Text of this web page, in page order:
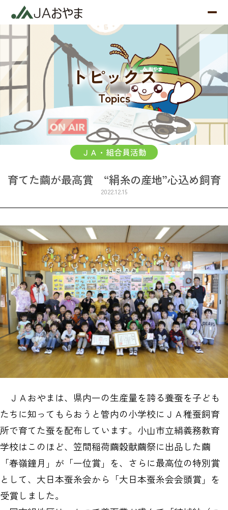
トピックス
Topics
ＪＡ・組合員活動
育てた繭が最高賞 “絹糸の産地”心込め飼育
2022.12.15
ＪＡおやまは、県内一の生産量を誇る養蚕を子ども
たちに知ってもらおうと管内の小学校にＪＡ稚蚕飼育
所で育てた蚕を配布しています。小山市立絹義務教育
学校はこのほど、笠間稲荷繭穀献繭祭に出品した繭
「春嶺鐘月」が「一位賞」を、さらに最高位の特別賞
として、大日本蚕糸会から「大日本蚕糸会会頭賞」を
受賞しました。